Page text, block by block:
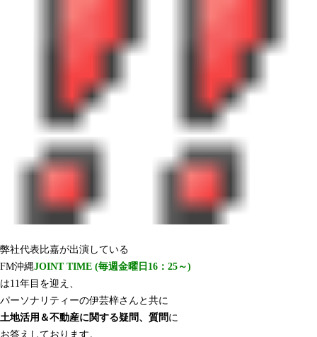
弊社代表比嘉が出演している
FM沖縄JOINT TIME (毎週金曜日16：25～)
は11年目を迎え、
パーソナリティーの伊芸梓さんと共に
土地活用＆不動産に関する疑問、質問 に
お答えしております。